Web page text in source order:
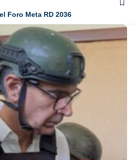
Foro Meta RD 2036